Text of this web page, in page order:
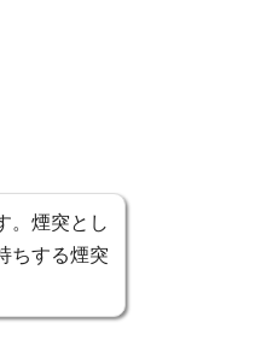
。煙突とし
ちする煙突